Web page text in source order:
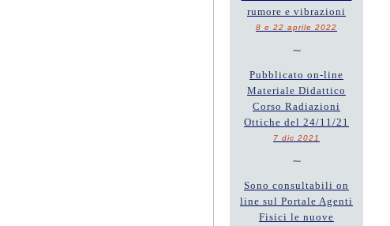
rumore e vibrazioni
8 e 22 aprile 2022
~
Pubblicato on-line
Materiale Didattico
Corso Radiazioni
Ottiche del 24/11/21
7 dic 2021
~
Sono consultabili on
line sul Portale Agenti
Fisici le nuove